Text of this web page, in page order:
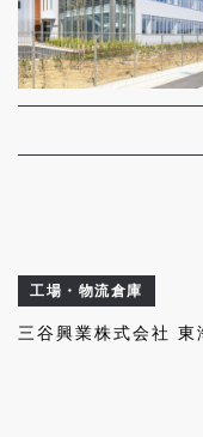
工場・物流倉庫
三谷興業株式会社 東